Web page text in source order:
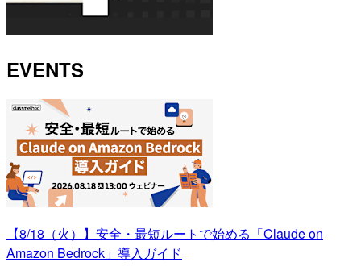
EVENTS
【8/18（火）】安全・最短ルートで始める「Claude on
Amazon Bedrock」導入ガイド